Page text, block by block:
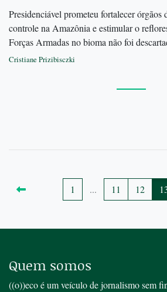
Presidenciável prometeu fortalecer órgãos
controle na Amazônia e estimular o
Forças Armadas no bioma não foi
Cristiane Prizibisczki
1 ... 11 12
Quem somos
((o))eco é um veículo de jornalismo sem